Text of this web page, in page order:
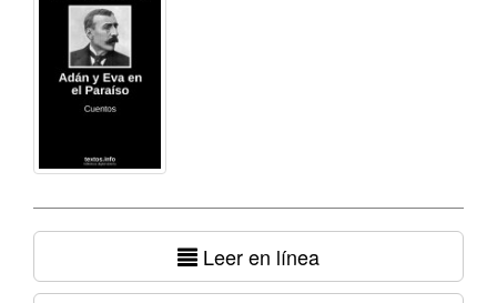
Leer en línea